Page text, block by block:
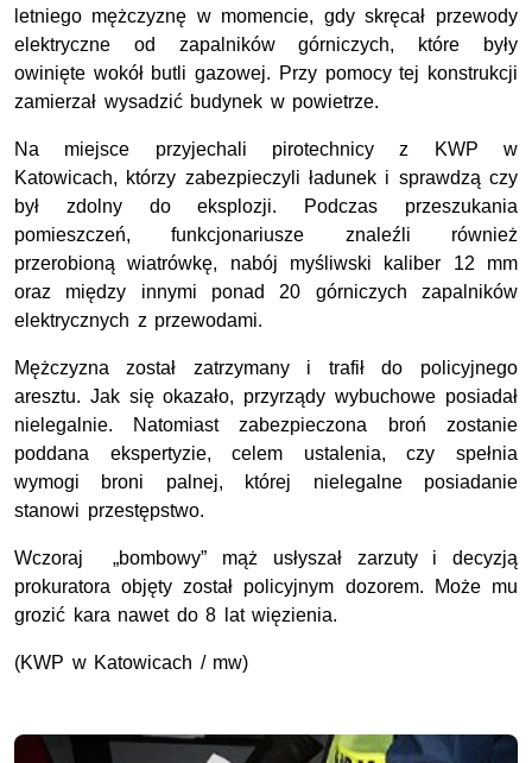
letniego mężczyznę w momencie, gdy skręcał przewody
elektryczne od zapalników górniczych, które były
owinięte wokół butli gazowej. Przy pomocy tej konstrukcji
zamierzał wysadzić budynek w powietrze.
Na miejsce przyjechali pirotechnicy z KWP w
Katowicach, którzy zabezpieczyli ładunek i sprawdzą czy
był zdolny do eksplozji. Podczas przeszukania
pomieszczeń, funkcjonariusze znaleźli również
przerobioną wiatrówkę, nabój myśliwski kaliber 12 mm
oraz między innymi ponad 20 górniczych zapalników
elektrycznych z przewodami.
Mężczyzna został zatrzymany i trafił do policyjnego
aresztu. Jak się okazało, przyrządy wybuchowe posiadał
nielegalnie. Natomiast zabezpieczona broń zostanie
poddana ekspertyzie, celem ustalenia, czy spełnia
wymogi broni palnej, której nielegalne posiadanie
stanowi przestępstwo.
Wczoraj „bombowy” mąż usłyszał zarzuty i decyzją
prokuratora objęty został policyjnym dozorem. Może mu
grozić kara nawet do 8 lat więzienia.
(KWP w Katowicach / mw)